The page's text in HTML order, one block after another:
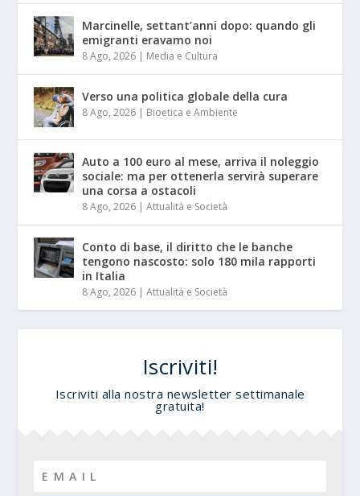
Marcinelle, settant’anni dopo: quando gli
emigranti eravamo noi
8 Ago, 2026 | Media e Cultura
Verso una politica globale della cura
8 Ago, 2026 | Bioetica e Ambiente
Auto a 100 euro al mese, arriva il noleggio
sociale: ma per ottenerla servirà superare
una corsa a ostacoli
8 Ago, 2026 |Attualità e Società
Conto di base, il diritto che le banche
tengono nascosto: solo 180 mila rapporti
in Italia
8 Ago, 2026 |Attualità e Società
Iscriviti!
Iscriviti alla nostra newsletter settimanale
gratuita!